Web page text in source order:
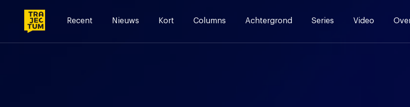
Recent Nieuws Kort Columns Achtergrond Series Video